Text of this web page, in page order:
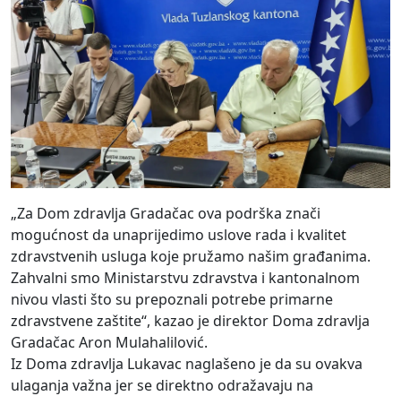
„Za Dom zdravlja Gradačac ova podrška znači
mogućnost da unaprijedimo uslove rada i kvalitet
zdravstvenih usluga koje pružamo našim građanima.
Zahvalni smo Ministarstvu zdravstva i kantonalnom
nivou vlasti što su prepoznali potrebe primarne
zdravstvene zaštite“, kazao je direktor Doma zdravlja
Gradačac Aron Mulahalilović.
Iz Doma zdravlja Lukavac naglašeno je da su ovakva
ulaganja važna jer se direktno odražavaju na